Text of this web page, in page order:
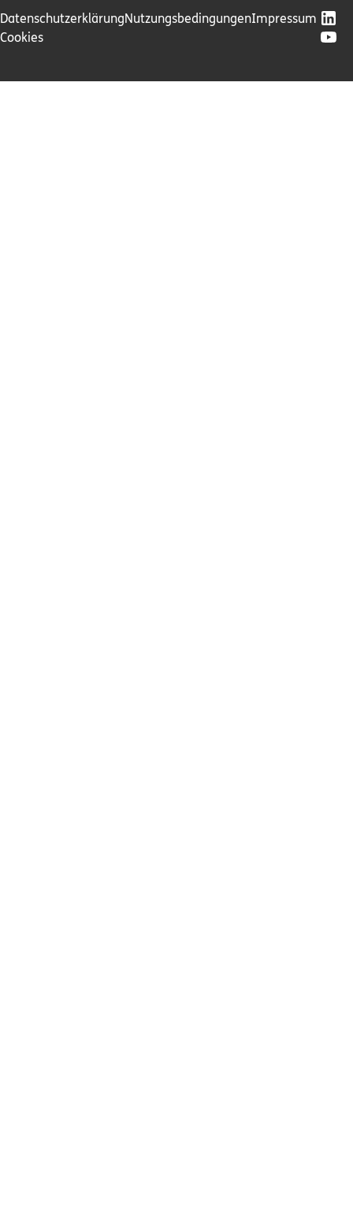
DatenschutzerklärungNutzungsbedingungenImpressum
Cookies